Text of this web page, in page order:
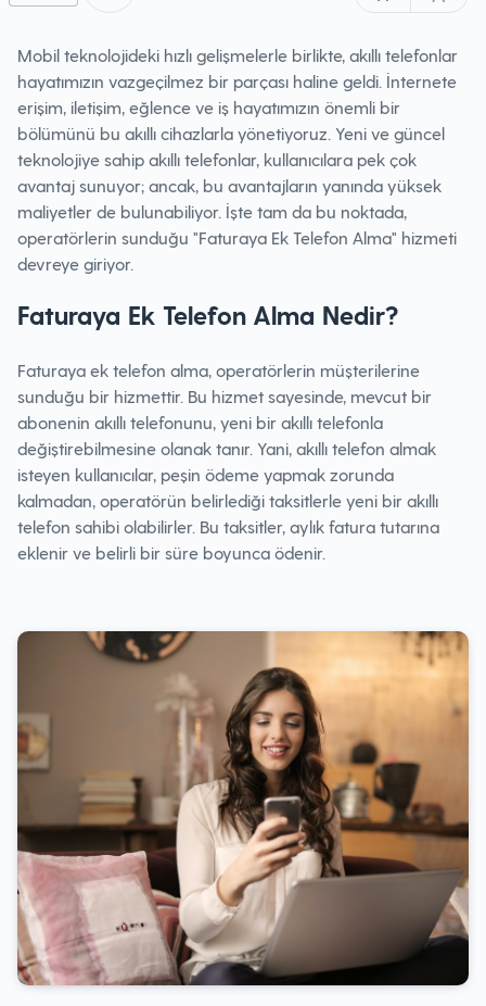
Mobil teknolojideki hızlı gelişmelerle birlikte, akıllı telefonlar
hayatımızın vazgeçilmez bir parçası haline geldi. İnternete
erişim, iletişim, eğlence ve iş hayatımızın önemli bir
bölümünü bu akıllı cihazlarla yönetiyoruz. Yeni ve güncel
teknolojiye sahip akıllı telefonlar, kullanıcılara pek çok
avantaj sunuyor; ancak, bu avantajların yanında yüksek
maliyetler de bulunabiliyor. İşte tam da bu noktada,
operatörlerin sunduğu "Faturaya Ek Telefon Alma" hizmeti
devreye giriyor.
Faturaya Ek Telefon Alma Nedir?
Faturaya ek telefon alma, operatörlerin müşterilerine
sunduğu bir hizmettir. Bu hizmet sayesinde, mevcut bir
abonenin akıllı telefonunu, yeni bir akıllı telefonla
değiştirebilmesine olanak tanır. Yani, akıllı telefon almak
isteyen kullanıcılar, peşin ödeme yapmak zorunda
kalmadan, operatörün belirlediği taksitlerle yeni bir akıllı
telefon sahibi olabilirler. Bu taksitler, aylık fatura tutarına
eklenir ve belirli bir süre boyunca ödenir.